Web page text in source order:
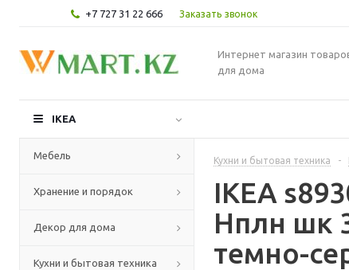
+7 727 31 22 666 Заказать звонок
Интернет магазин
для дома
IKEA
Мебель
Хранение и порядок
Декор для дома
Кухни и бытовая техника
Кухни и бытовая техника -
IKEA
Нплн шк
темно-